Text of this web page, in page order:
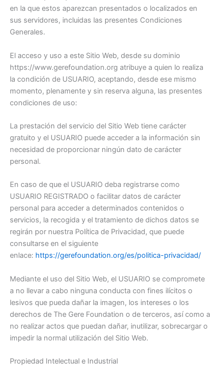
en la que estos aparezcan presentados o localizados en
sus servidores, incluidas las presentes Condiciones
Generales.
El acceso y uso a este Sitio Web, desde su dominio
https://www.gerefoundation.org atribuye a quien lo realiza
la condición de USUARIO, aceptando, desde ese mismo
momento, plenamente y sin reserva alguna, las presentes
condiciones de uso:
La prestación del servicio del Sitio Web tiene carácter
gratuito y el USUARIO puede acceder a la información sin
necesidad de proporcionar ningún dato de carácter
personal.
En caso de que el USUARIO deba registrarse como
USUARIO REGISTRADO o facilitar datos de carácter
personal para acceder a determinados contenidos o
servicios, la recogida y el tratamiento de dichos datos se
regirán por nuestra Política de Privacidad, que puede
consultarse en el siguiente
enlace: https://gerefoundation.org/es/politica-privacidad/
Mediante el uso del Sitio Web, el USUARIO se compromete
a no llevar a cabo ninguna conducta con fines ilícitos o
lesivos que pueda dañar la imagen, los intereses o los
derechos de The Gere Foundation o de terceros, así como a
no realizar actos que puedan dañar, inutilizar, sobrecargar o
impedir la normal utilización del Sitio Web.
Propiedad Intelectual e Industrial